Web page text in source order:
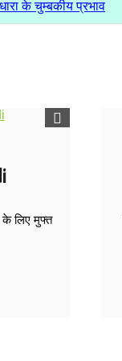
के चुम्बकीय प्रभाव
के लिए मुफ्त